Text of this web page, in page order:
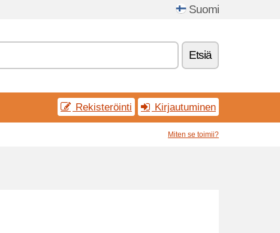
Suomi
Etsiä
Rekisteröinti Kirjautuminen
Miten se toimii?